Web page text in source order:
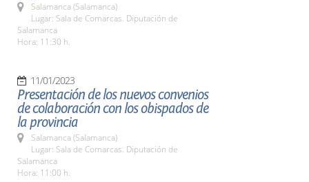
Salamanca (Salamanca)
Lugar: Sala de Comarcas. Diputación de
Salamanca
Hora: 11:30 h.
11/01/2023
Presentación de los nuevos convenios
de colaboración con los obispados de
la provincia
Salamanca (Salamanca)
Lugar: Sala de Comarcas. Diputación de
Salamanca
Hora: 11:00 h.